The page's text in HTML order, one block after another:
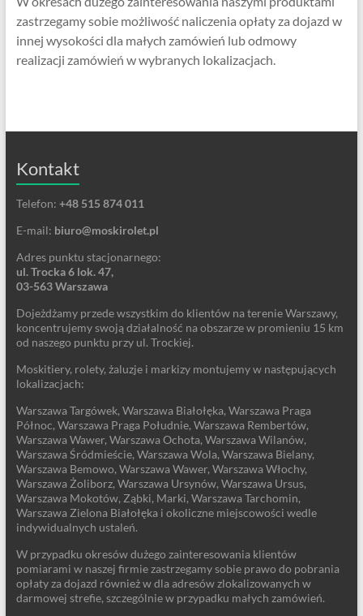
zastrzegamy sobie możliwość naliczenia opłaty za dojazd w
innej wysokości dla małych zamówień lub odmowy
realizacji zamówień w wybranych lokalizacjach.
Kontakt
Telefon: +48 515 874 011
E-mail: biuro@moskirolet.pl
Adres punktu stacjonarnego:
ul. Trocka 6 lok. 47,
03-563 Warszawa
Dojeżdżamy przede wszystkim do klientów na terenie Warszawy,
koncentrujemy swoją działalność na obszarze w promieniu 15 km
od naszego punktu przy ul. Trockiej.
Moskitiery, rolety, żaluzje i markizy montujemy w następujących
lokalizacjach:
Warszawa Targówek, Warszawa Białołęka, Warszawa Praga
Północ, Warszawa Praga Południe, Warszawa Rembertów,
Warszawa Wawer, Warszawa Ochota, Warszawa Wilanów,
Warszawa Śródmieście, Warszawa Wola, Warszawa Bielany,
Warszawa Bemowo, Warszawa Wawer, Warszawa Włochy,
Warszawa Żoliborz, Warszawa Ursynów, Warszawa Ursus,
Warszawa Mokotów, Ząbki, Marki, Warszawa Tarchomin,
Warszawa Zielona Białołęka i okoliczne miejscowości wedle
indywidualnych ustaleń.
W przypadku okresów dużego zainteresowania klientów
pomiarami w naszej firmie zastrzegamy sobie prawo do pobrania
opłaty za dojazd również w dla adresów zlokalizowanych w
darmowej strefie, szczególnie w przypadku małych zamówień.